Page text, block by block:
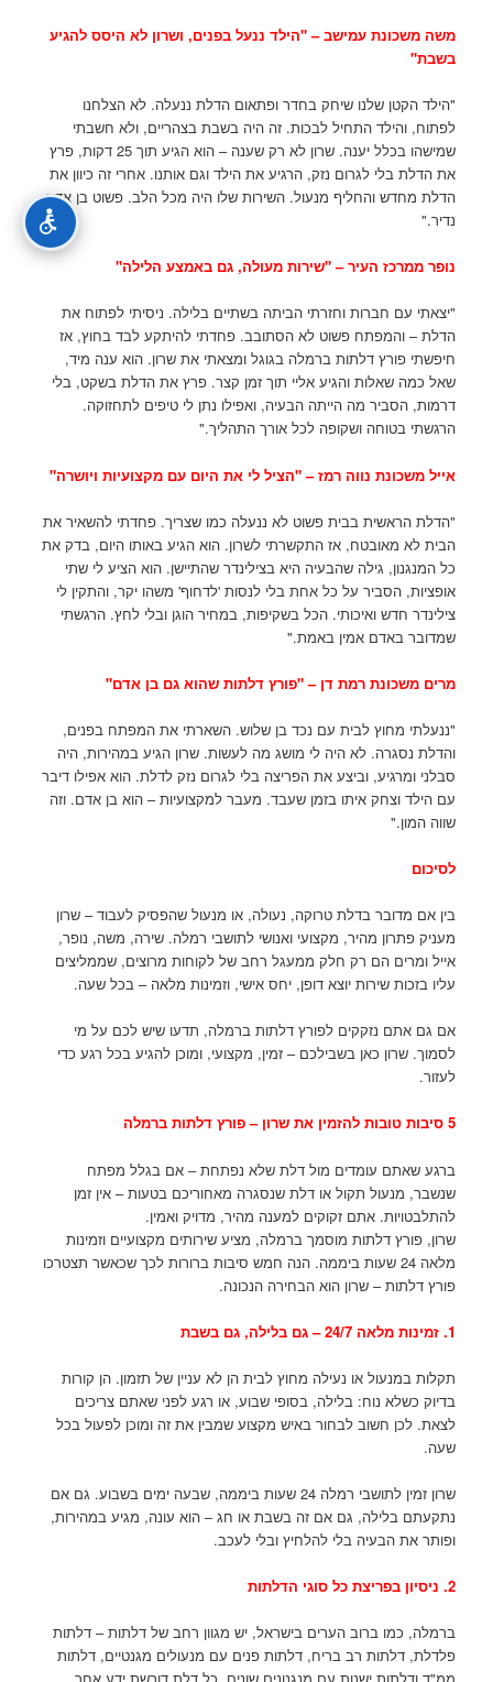
משה משכונת עמישב – "הילד ננעל בפנים, ושרון לא היסס להגיע
בשבת"
"הילד הקטן שלנו שיחק בחדר ופתאום הדלת ננעלה. לא הצלחנו
לפתוח, והילד התחיל לבכות. זה היה בשבת בצהריים, ולא חשבתי
שמישהו בכלל יענה. שרון לא רק שענה – הוא הגיע תוך 25 דקות, פרץ
את הדלת בלי לגרום נזק, הרגיע את הילד וגם אותנו. אחרי זה כיוון את
הדלת מחדש והחליף מנעול. השירות שלו היה מכל הלב. פשוט בן אדם
נדיר."
נופר ממרכז העיר – "שירות מעולה, גם באמצע הלילה"
"יצאתי עם חברות וחזרתי הביתה בשתיים בלילה. ניסיתי לפתוח את
הדלת – והמפתח פשוט לא הסתובב. פחדתי להיתקע לבד בחוץ, אז
חיפשתי פורץ דלתות ברמלה בגוגל ומצאתי את שרון. הוא ענה מיד,
שאל כמה שאלות והגיע אליי תוך זמן קצר. פרץ את הדלת בשקט, בלי
דרמות, הסביר מה הייתה הבעיה, ואפילו נתן לי טיפים לתחזוקה.
הרגשתי בטוחה ושקופה לכל אורך התהליך."
אייל משכונת נווה רמז – "הציל לי את היום עם מקצועיות ויושרה"
"הדלת הראשית בבית פשוט לא ננעלה כמו שצריך. פחדתי להשאיר את
הבית לא מאובטח, אז התקשרתי לשרון. הוא הגיע באותו היום, בדק את
כל המנגנון, גילה שהבעיה היא בצילינדר שהתיישן. הוא הציע לי שתי
אופציות, הסביר על כל אחת בלי לנסות 'לדחוף' משהו יקר, והתקין לי
צילינדר חדש ואיכותי. הכל בשקיפות, במחיר הוגן ובלי לחץ. הרגשתי
שמדובר באדם אמין באמת."
מרים משכונת רמת דן – "פורץ דלתות שהוא גם בן אדם"
"ננעלתי מחוץ לבית עם נכד בן שלוש. השארתי את המפתח בפנים,
והדלת נסגרה. לא היה לי מושג מה לעשות. שרון הגיע במהירות, היה
סבלני ומרגיע, וביצע את הפריצה בלי לגרום נזק לדלת. הוא אפילו דיבר
עם הילד וצחק איתו בזמן שעבד. מעבר למקצועיות – הוא בן אדם. וזה
שווה המון."
לסיכום
בין אם מדובר בדלת טרוקה, נעולה, או מנעול שהפסיק לעבוד – שרון
מעניק פתרון מהיר, מקצועי ואנושי לתושבי רמלה. שירה, משה, נופר,
אייל ומרים הם רק חלק ממעגל רחב של לקוחות מרוצים, שממליצים
עליו בזכות שירות יוצא דופן, יחס אישי, וזמינות מלאה – בכל שעה.
אם גם אתם נזקקים לפורץ דלתות ברמלה, תדעו שיש לכם על מי
לסמוך. שרון כאן בשבילכם – זמין, מקצועי, ומוכן להגיע בכל רגע כדי
לעזור.
5 סיבות טובות להזמין את שרון – פורץ דלתות ברמלה
ברגע שאתם עומדים מול דלת שלא נפתחת – אם בגלל מפתח
שנשבר, מנעול תקול או דלת שנסגרה מאחוריכם בטעות – אין זמן
להתלבטויות. אתם זקוקים למענה מהיר, מדויק ואמין.
שרון, פורץ דלתות מוסמך ברמלה, מציע שירותים מקצועיים וזמינות
מלאה 24 שעות ביממה. הנה חמש סיבות ברורות לכך שכאשר תצטרכו
פורץ דלתות – שרון הוא הבחירה הנכונה.
1. זמינות מלאה 24/7 – גם בלילה, גם בשבת
תקלות במנעול או נעילה מחוץ לבית הן לא עניין של תזמון. הן קורות
בדיוק כשלא נוח: בלילה, בסופי שבוע, או רגע לפני שאתם צריכים
לצאת. לכן חשוב לבחור באיש מקצוע שמבין את זה ומוכן לפעול בכל
שעה.
שרון זמין לתושבי רמלה 24 שעות ביממה, שבעה ימים בשבוע. גם אם
נתקעתם בלילה, גם אם זה בשבת או חג – הוא עונה, מגיע במהירות,
ופותר את הבעיה בלי להלחיץ ובלי לעכב.
2. ניסיון בפריצת כל סוגי הדלתות
ברמלה, כמו ברוב הערים בישראל, יש מגוון רחב של דלתות – דלתות
פלדלת, דלתות רב בריח, דלתות פנים עם מנעולים מגנטיים, דלתות